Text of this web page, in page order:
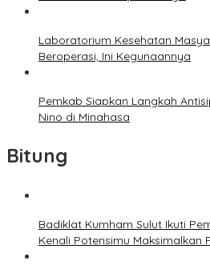
Laboratorium Kesehatan
Beroperasi, Ini Kegunaannya
Pemkab Siapkan Langkah
Nino di Minahasa
Bitung
Badiklat Kumham Sulut Ikuti
Kenali Potensimu Maksimalkan